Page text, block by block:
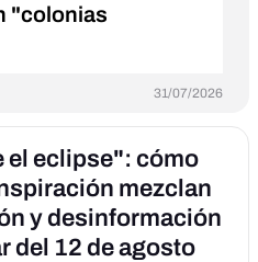
"colonias
31/07/2026
el eclipse": cómo
mezclan
y desinformación
del 12 de agosto